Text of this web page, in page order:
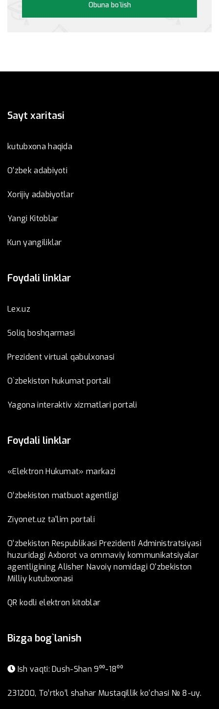
Obuna bo`lish
Sayt xaritasi
kutubxona haqida
O'zbek adabiyoti
Xorijiy adabiyotlar
Yangi Kitoblar
Kun yangiliklar
Foydali linklar
Lex.uz
Soliq boshqarmasi
Prezident virtual qabulxonasi
O`zbekiston hukumat portali
Yagona interaktiv xizmatlari portali
Foydali linklar
«Elektron Hukumat» markazi
O’zbеkistоn mаtbuоt аgеntligi
Ziyonet.uz ta'lim portali
O‘zbekiston Respublikasi Prezidenti Administratsiyasi
huzuridagi Axborot va ommaviy kommunikatsiyalar
agentligining Alisher Navoiy nomidagi O‘zbekiston
Milliy kutubxonasi
QR kodli elektron kitoblar
Bizga bog`lanish
Ish vaqti: Dush-Shan 9⁰⁰-18⁰⁰
231200, To’rtko’l shahar Mustaqillik ko‘chasi № 8-uy.